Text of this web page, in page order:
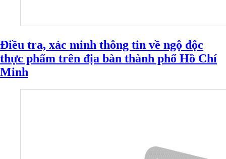
Điều tra, xác minh thông tin về ngộ độc
thực phẩm trên địa bàn thành phố Hồ Chí
Minh